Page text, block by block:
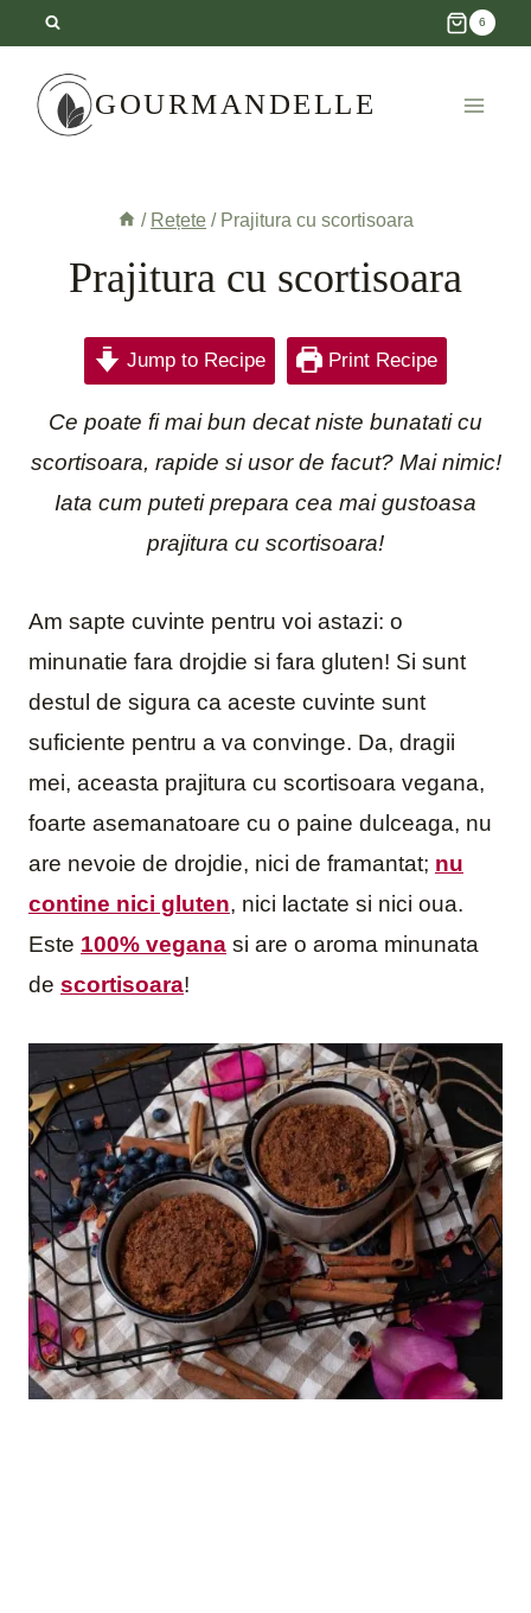
content
6
GOURMANDELLE
/ Rețete / Prajitura cu scortisoara
Prajitura cu scortisoara
Jump to Recipe Print Recipe
Ce poate fi mai bun decat niste bunatati cu
scortisoara, rapide si usor de facut? Mai nimic!
Iata cum puteti prepara cea mai gustoasa
prajitura cu scortisoara!
Am sapte cuvinte pentru voi astazi: o
minunatie fara drojdie si fara gluten! Si sunt
destul de sigura ca aceste cuvinte sunt
suficiente pentru a va convinge. Da, dragii
mei, aceasta prajitura cu scortisoara vegana,
foarte asemanatoare cu o paine dulceaga, nu
are nevoie de drojdie, nici de framantat; nu
contine nici gluten, nici lactate si nici oua.
Este 100% vegana si are o aroma minunata
de scortisoara!